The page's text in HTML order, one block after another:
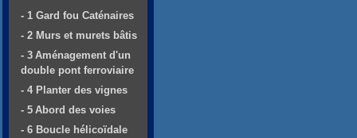
- 1 Gard fou Caténaires
- 2 Murs et murets bâtis
- 3 Aménagement d'un
double pont ferroviaire
- 4 Planter des vignes
- 5 Abord des voies
- 6 Boucle hélicoïdale